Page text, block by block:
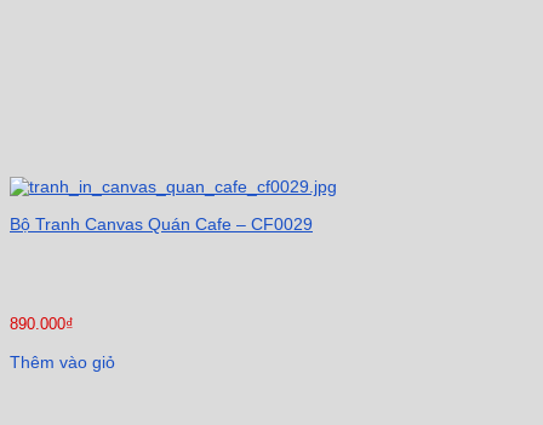
Bộ Tranh Canvas Quán Cafe – CF0029
890.000₫
Thêm vào giỏ